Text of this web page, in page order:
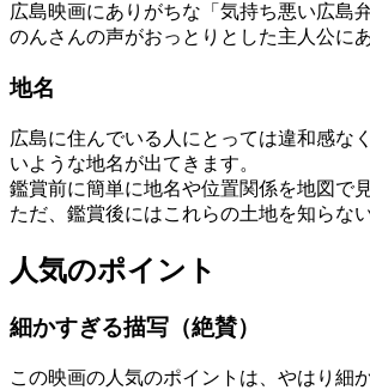
広島映画にありがちな「気持ち悪い広島
のんさんの声がおっとりとした主人公に
地名
広島に住んでいる人にとっては違和感な
いような地名が出てきます。
鑑賞前に簡単に地名や位置関係を地図で
ただ、鑑賞後にはこれらの土地を知らな
人気のポイント
細かすぎる描写（絶賛）
この映画の人気のポイントは、やはり細